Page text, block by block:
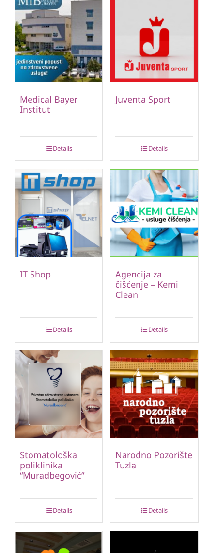
Medical Bayer
Institut
Details
Juventa Sport
Details
IT Shop
Details
Agencija za
čišćenje – Kemi
Clean
Details
Stomatološka
poliklinika
“Muradbegović”
Details
Narodno Pozorište
Tuzla
Details